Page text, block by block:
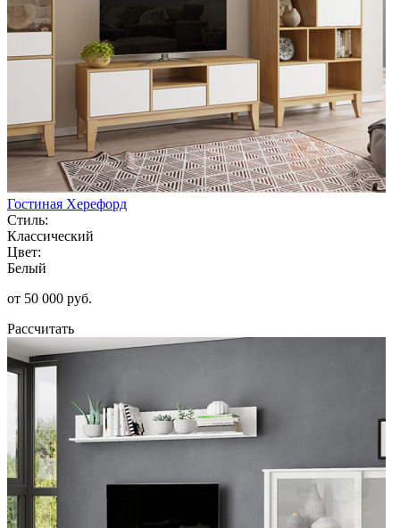
Гостиная Херефорд
Стиль:
Классический
Цвет:
Белый
от 50 000 руб.
Рассчитать